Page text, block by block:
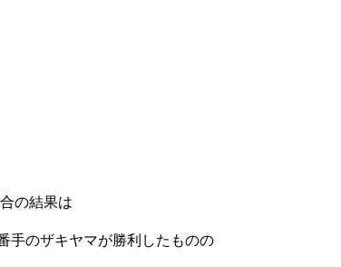
の結果は
手のザキヤマが勝利したものの